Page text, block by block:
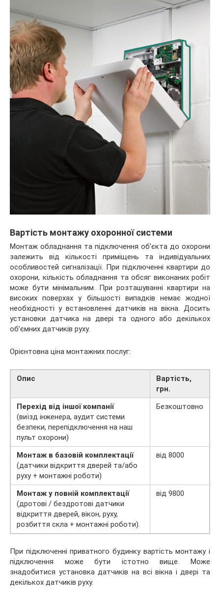
Вартість монтажу охоронної системи
Монтаж обладнання та підключення об’єкта до охорони
залежить від кількості приміщень та індивідуальних
особливостей сигналізації. При підключенні квартири до
охорони, кількість обладнання та обсяг виконаних робіт
може бути мінімальним. При розташуванні квартири на
високих поверхах у більшості випадків немає жодної
необхідності у встановленні датчиків на вікна. Досить
установки датчика на двері та одного або декількох
об’ємних датчиків руху.
Орієнтовна ціна монтажних послуг:
Опис
Вартість,
грн.
Перехід від іншої компанії
(виїзд інженера, аудит системи
безпеки, перепідключення на наш
пульт охорони)
Безкоштовно
Монтаж в базовій комплектації
(датчики відкриття дверей та/або
руху + монтажні роботи)
від 8000
Монтаж у повній комплектації
(дротові / бездротові датчики
відкриття дверей, вікон, руху,
розбиття скла + монтажні роботи).
від 9800
При підключенні приватного будинку вартість монтажу і
підключення може бути істотно вище. Може
знадобитися установка датчиків на всі вікна і двері та
декількох датчиків руху.